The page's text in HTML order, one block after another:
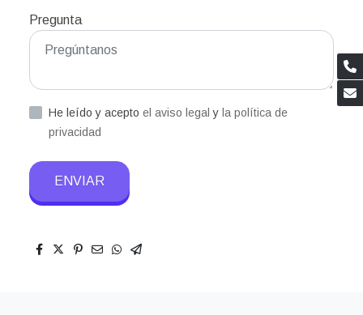
Pregunta
He leído y acepto el aviso legaly la política de
privacidad
ENVIAR